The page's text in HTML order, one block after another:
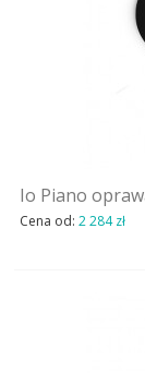
Io Piano
Cena od: 2 284 zł